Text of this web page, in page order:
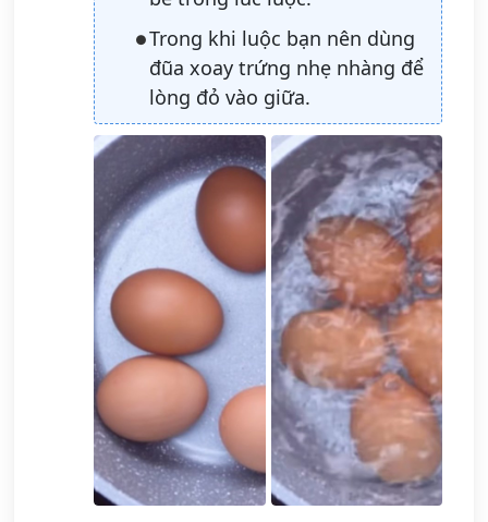
Trong khi luộc bạn nên dùng
đũa xoay trứng nhẹ nhàng để
lòng đỏ vào giữa.